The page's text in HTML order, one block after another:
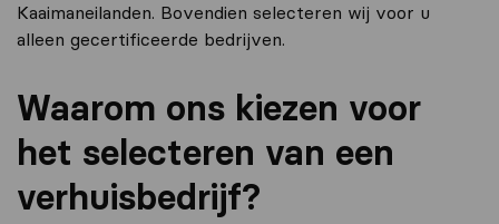
Kaaimaneilanden. Bovendien selecteren wij voor u
alleen gecertificeerde bedrijven.
Waarom ons kiezen voor
het selecteren van een
verhuisbedrijf?